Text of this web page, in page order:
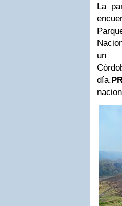
La
un
día.